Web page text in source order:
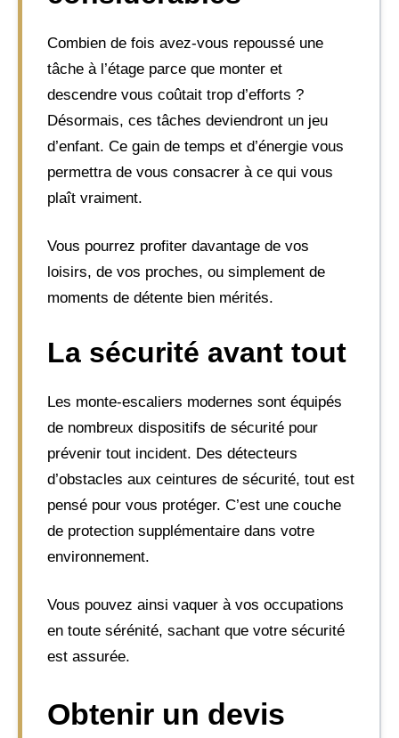
Combien de fois avez-vous repoussé une
tâche à l’étage parce que monter et
descendre vous coûtait trop d’efforts ?
Désormais, ces tâches deviendront un jeu
d’enfant. Ce gain de temps et d’énergie vous
permettra de vous consacrer à ce qui vous
plaît vraiment.
Vous pourrez profiter davantage de vos
loisirs, de vos proches, ou simplement de
moments de détente bien mérités.
La sécurité avant tout
Les monte-escaliers modernes sont équipés
de nombreux dispositifs de sécurité pour
prévenir tout incident. Des détecteurs
d’obstacles aux ceintures de sécurité, tout est
pensé pour vous protéger. C’est une couche
de protection supplémentaire dans votre
environnement.
Vous pouvez ainsi vaquer à vos occupations
en toute sérénité, sachant que votre sécurité
est assurée.
Obtenir un devis